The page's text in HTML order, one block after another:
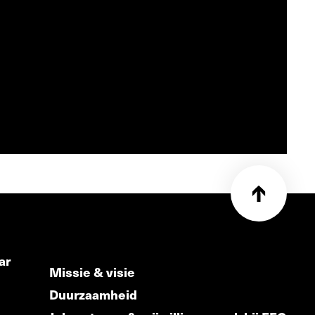
Missie & visie
Duurzaamheid